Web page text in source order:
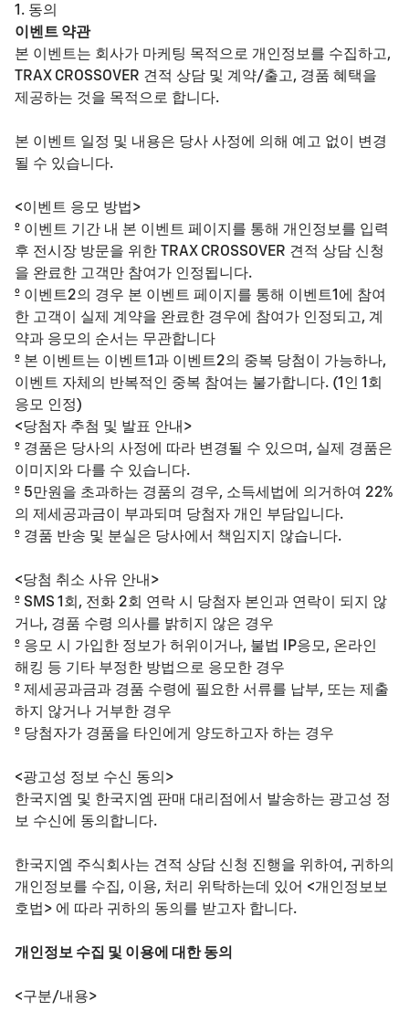
1. 동의
이벤트 약관
본 이벤트는 회사가 마케팅 목적으로 개인정보를 수집하고,
TRAX CROSSOVER 견적 상담 및 계약/출고, 경품 혜택을
제공하는 것을 목적으로 합니다.
본 이벤트 일정 및 내용은 당사 사정에 의해 예고 없이 변경
될 수 있습니다.​
<이벤트 응모 방법>​
º 이벤트 기간 내 본 이벤트 페이지를 통해 개인정보를 입력
후 전시장 방문을 위한 TRAX CROSSOVER 견적 상담 신청
을 완료한 고객만 참여가 인정됩니다.
​º 이벤트2의 경우 본 이벤트 페이지를 통해 이벤트1에 참여
한 고객이 실제 계약을 완료한 경우에 참여가 인정되고, 계
약과 응모의 순서는 무관합니다
º 본 이벤트는 이벤트1과 이벤트2의 중복 당첨이 가능하나,
이벤트 자체의 반복적인 중복 참여는 불가합니다. (1인 1회
응모 인정)
<당첨자 추첨 및 발표 안내>​
º 경품은 당사의 사정에 따라 변경될 수 있으며, 실제 경품은
이미지와 다를 수 있습니다.
​º 5만원을 초과하는 경품의 경우, 소득세법에 의거하여 22%
의 제세공과금이 부과되며 당첨자 개인 부담입니다.​
º 경품 반송 및 분실은 당사에서 책임지지 않습니다. ​
<당첨 취소 사유 안내>​
º SMS 1회, 전화 2회 연락 시 당첨자 본인과 연락이 되지 않
거나, 경품 수령 의사를 밝히지 않은 경우​
º 응모 시 가입한 정보가 허위이거나, 불법 IP응모, 온라인
해킹 등 기타 부정한 방법으로 응모한 경우
​º 제세공과금과 경품 수령에 필요한 서류를 납부, 또는 제출
하지 않거나 거부한 경우
​º 당첨자가 경품을 타인에게 양도하고자 하는 경우​
<광고성 정보 수신 동의>​
한국지엠 및 한국지엠 판매 대리점에서 발송하는 광고성 정
보 수신에 동의합니다.​
한국지엠 주식회사는 견적 상담 신청 진행을 위하여, 귀하의
개인정보를 수집, 이용, 처리 위탁하는데 있어 <개인정보보
호법> 에 따라 귀하의 동의를 받고자 합니다.
개인정보 수집 및 이용에 대한 동의​
<구분/내용>​